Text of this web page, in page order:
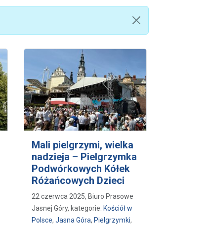
Mali pielgrzymi, wielka
nadzieja – Pielgrzymka
Podwórkowych Kółek
Różańcowych Dzieci
22 czerwca 2025, Biuro Prasowe
Jasnej Góry, kategorie: Kościół w
Polsce, Jasna Góra, Pielgrzymki,